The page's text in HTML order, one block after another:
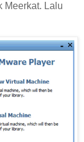
Meerkat. Lalu